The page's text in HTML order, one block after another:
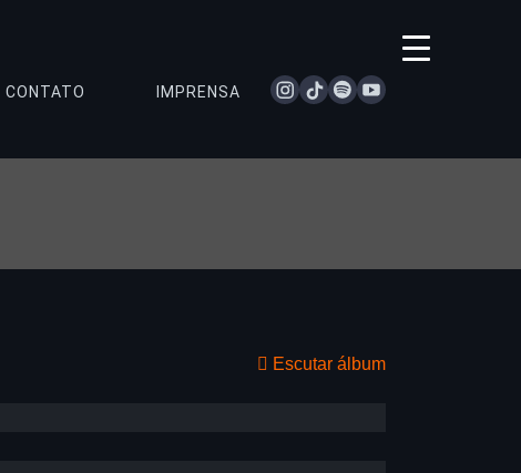
instagram
tiktokspotifyyoutube
CONTATO IMPRENSA
Escutar álbum